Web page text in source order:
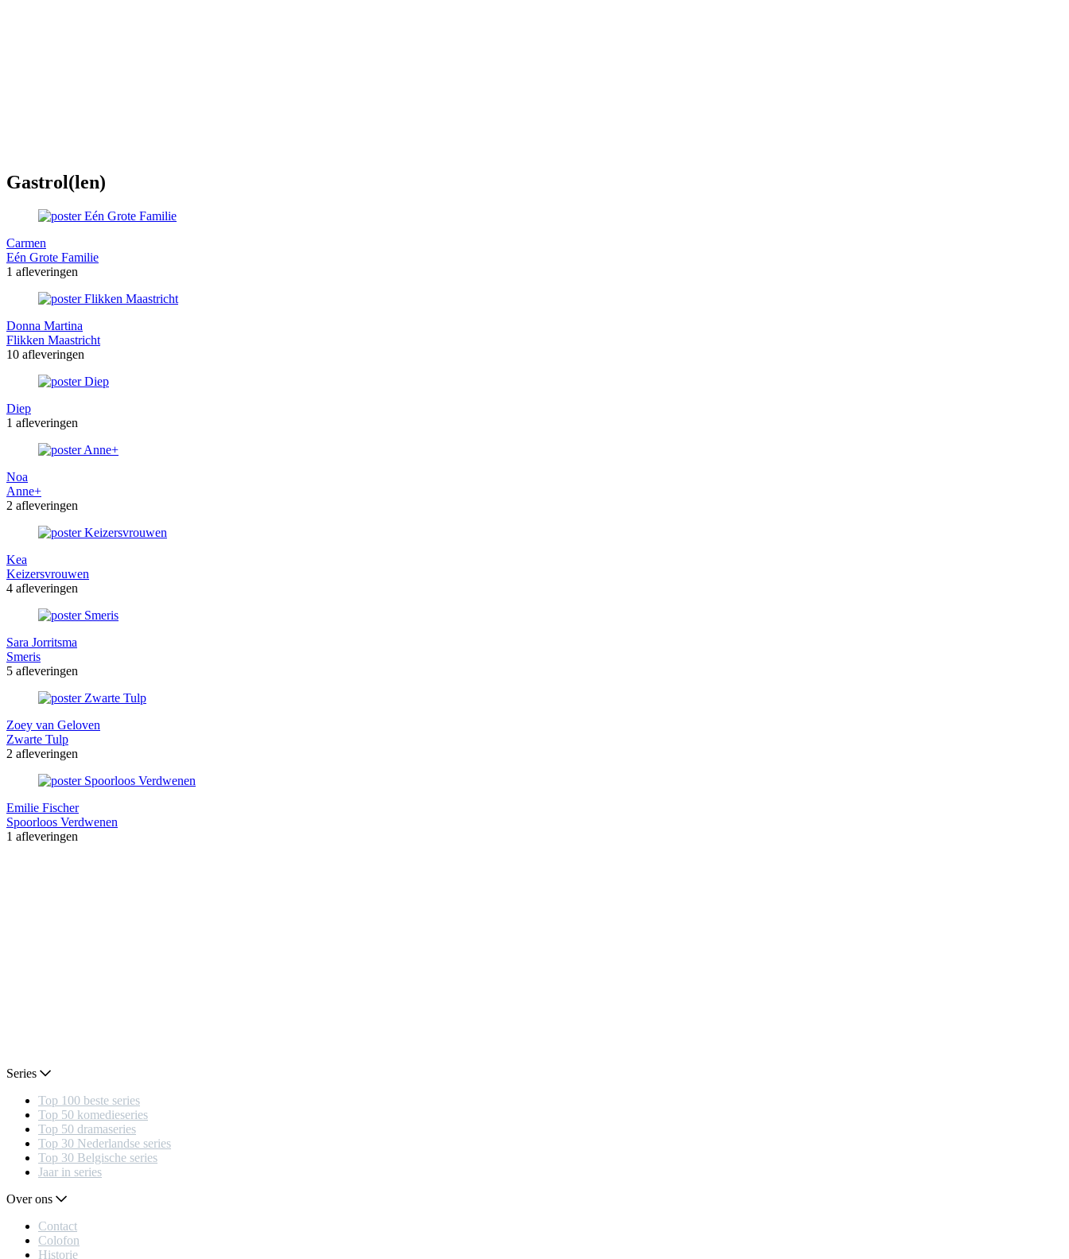
Gastrol(len)
Carmen
Eén Grote Familie
1 afleveringen
Donna Martina
Flikken Maastricht
10 afleveringen
Diep
1 afleveringen
Noa
Anne+
2 afleveringen
Kea
Keizersvrouwen
4 afleveringen
Sara Jorritsma
Smeris
5 afleveringen
Zoey van Geloven
Zwarte Tulp
2 afleveringen
Emilie Fischer
Spoorloos Verdwenen
1 afleveringen
Series
Top 100 beste series
Top 50 komedieseries
Top 50 dramaseries
Top 30 Nederlandse series
Top 30 Belgische series
Jaar in series
Over ons
Contact
Colofon
Historie